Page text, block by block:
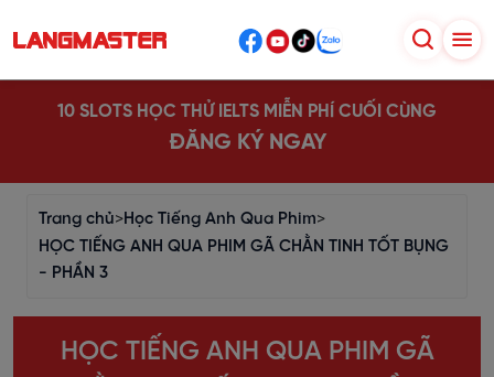
10 SLOTS HỌC THỬ IELTS MIỄN PHÍ CUỐI CÙNG
ĐĂNG KÝ NGAY
Trang chủ>Học Tiếng Anh Qua Phim>
HỌC TIẾNG ANH QUA PHIM GÃ CHẰN TINH TỐT BỤNG
- PHẦN 3
HỌC TIẾNG ANH QUA PHIM GÃ